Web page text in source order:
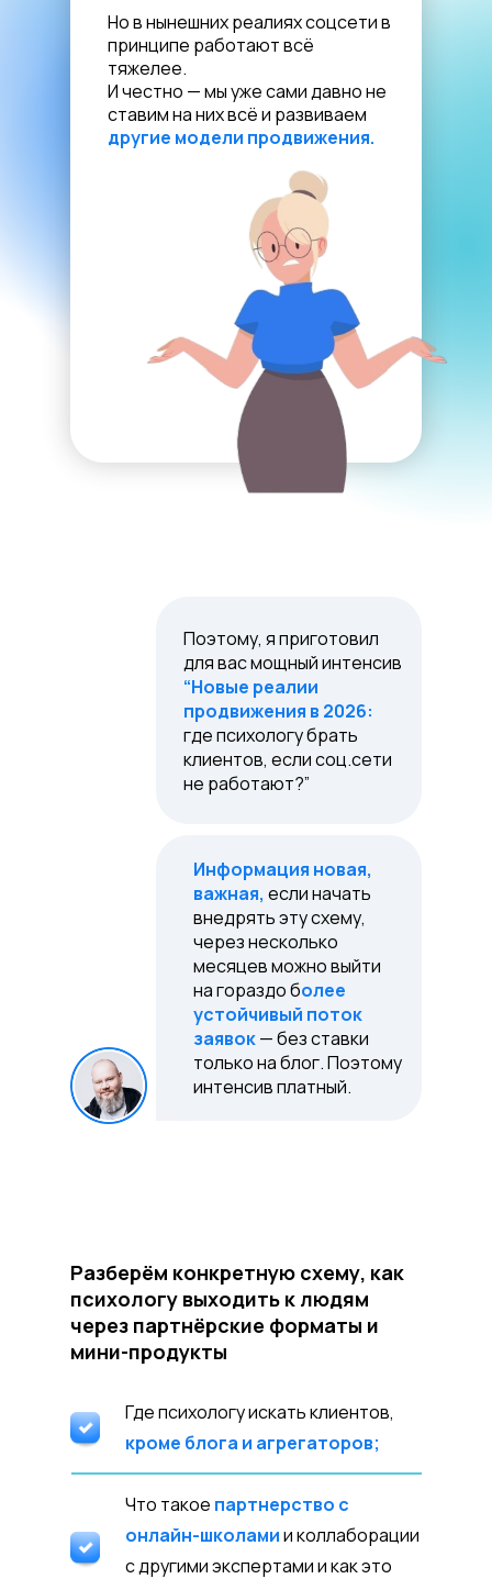
Но в нынешних реалиях соцсети в
принципе работают всё
тяжелее.
И честно — мы уже сами давно не
ставим на них всё и развиваем
другие модели продвижения.
Поэтому, я приготовил
для вас мощный интенсив
“Новые реалии
продвижения в 2026:
где психологу брать
клиентов, если соц.сети
не работают?”
Информация новая,
важная, если начать
внедрять эту схему,
через несколько
месяцев можно выйти
на гораздо более
устойчивый поток
заявок— без ставки
только на блог. Поэтому
интенсив платный.
Разберём конкретную схему, как
психологу выходить к людям
через партнёрские форматы и
мини-продукты
Где психологу искать клиентов,
кроме блога и агрегаторов;
Что такое партнерство с
онлайн-школамии коллаборации
с другими экспертами и как это